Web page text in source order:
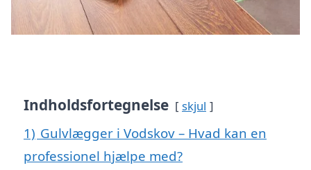
Indholdsfortegnelse skjul
1) Gulvlægger i Vodskov – Hvad kan en
professionel hjælpe med?